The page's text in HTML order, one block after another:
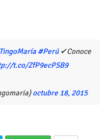
#Perú✔Conoce
t.co/ZfP9ecPSB9
octubre 18, 2015